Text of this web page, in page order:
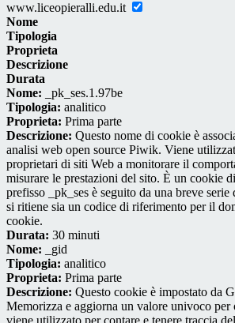
www.liceopieralli.edu.it
Nome
Tipologia
Proprieta
Descrizione
Durata
Nome: _pk_ses.1.97be
Tipologia: analitico
Proprieta: Prima parte
Descrizione: Questo nome di cookie è
analisi web open source Piwik. Viene
proprietari di siti Web a monitorare il
misurare le prestazioni del sito. È un cookie
prefisso _pk_ses è seguito da una breve
si ritiene sia un codice di riferimento per il
cookie.
Durata: 30 minuti
Nome: _gid
Tipologia: analitico
Proprieta: Prima parte
Descrizione: Questo cookie è impostato da
Memorizza e aggiorna un valore univoco per